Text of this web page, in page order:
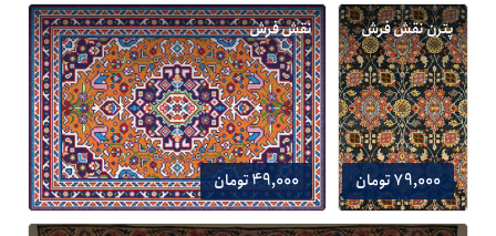
پترن نقش فرش
79,000 تومان
نقش فرش
49,000 تومان